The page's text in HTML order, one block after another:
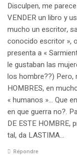
Disculpen, me
VENDER un libro y
mucho un escritor,
conocido escritor »,
presenta a «
le gustaban las
los hombre??) Pero,
HOMBRES, en
« humanos »… Que
en que guerra no?.
DE ESTE HOMBRE,
tal, da LASTIMA…
Répondre